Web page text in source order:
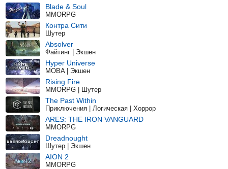
Blade & Soul
MMORPG
Контра Сити
Шутер
Absolver
Файтинг | Экшен
Hyper Universe
MOBA | Экшен
Rising Fire
MMORPG | Шутер
The Past Within
Приключения | Логическая | Хоррор
ARES: THE IRON VANGUARD
MMORPG
Dreadnought
Шутер | Экшен
AION 2
MMORPG